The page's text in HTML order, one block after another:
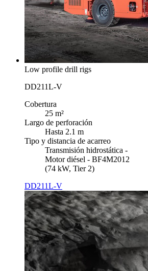
Low profile drill rigs
DD211L-V
Cobertura
25 m²
Largo de perforación
Hasta 2.1 m
Tipo y distancia de acarreo
Transmisión hidrostática -
Motor diésel - BF4M2012
(74 kW, Tier 2)
DD211L-V